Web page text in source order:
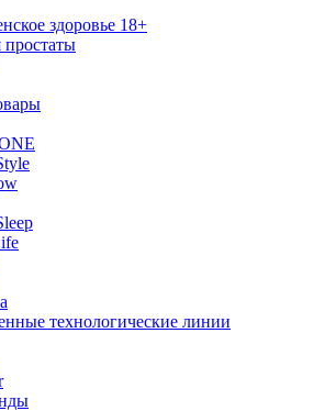
здоровье 18+
технологические линии